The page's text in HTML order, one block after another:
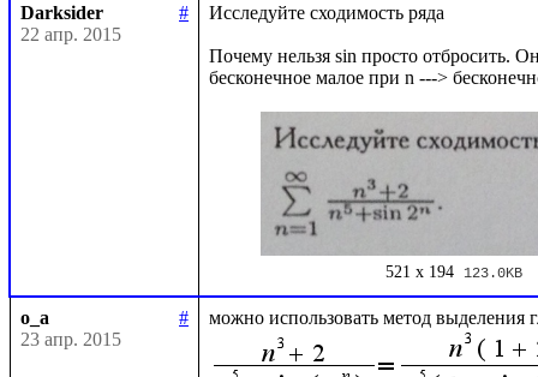
Darksider
#
22 апр. 2015
Исследуйте сходимость ряда
Почему нельзя sin просто отбросить.
521 x 194 123.0KB
o_a
#
23 апр. 2015
можно использовать метод выделения